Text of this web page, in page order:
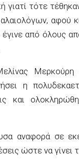
τότε
αφού
από όλους
Μερκούρη
η
και
αναφορά σε
ώστε να γίνει